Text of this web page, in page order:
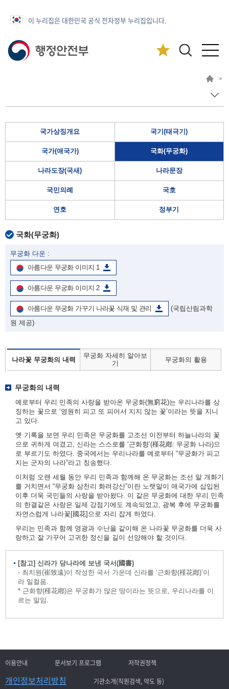
이 누리집은 대한민국 공식 전자정부 누리집입니다.
>
국가상징개요 국기(태극기)
국가(애국가) 국화(무궁화)
나라도장(국새) 나라문장
국민의례 국호
연호 정부기
국화(무궁화)
무궁화 다운 :
아름다운 무궁화 이미지 1
아름다운 무궁화 이미지 2
아름다운 무궁화 가꾸기 나라꽃 식재 및 관리
(국립산림과학
원 제공)
나라꽃 무궁화의 내력
무궁화 자세히 알아보
기
무궁화의 활용
무궁화의 내력
예로부터 우리 민족의 사랑을 받아온 무궁화(無窮花)는 우리나라를 상
징하는 꽃으로 ‘영원히 피고 또 피어서 지지 않는 꽃’이라는 뜻을 지니
고 있다.
옛 기록을 보면 우리 민족은 무궁화를 고조선 이전부터 하늘나라의 꽃
으로 귀하게 여겼고, 신라는 스스로를 ‘근화향’(槿花鄕: 무궁화 나라)으
로 부르기도 하였다. 중국에서는 우리나라를 예로부터 “무궁화가 피고
지는 군자의 나라”라고 칭송했다.
이처럼 오랜 세월 동안 우리 민족과 함께해 온 무궁화는 조선 말 개화기
를 거치면서 “무궁화 삼천리 화려강산”이란 노랫말이 애국가에 삽입된
이후 더욱 국민들의 사랑을 받아왔다. 이 같은 무궁화에 대한 우리 민족
의 한결같은 사랑은 일제 강점기에도 계속되었고, 광복 후에 무궁화를
자연스럽게 나라꽃[國花]으로 자리 잡게 하였다.
우리는 민족과 함께 영광과 수난을 같이해 온 나라꽃 무궁화를 더욱 사
랑하고 잘 가꾸어 고귀한 정신을 길이 선양해야 할 것이다.
[참고] 신라가 당나라에 보낸 국서(國書)
- 최치원(崔致遠)이 작성한 국서 가운데 신라를 ‘근화향(槿花鄕)’이
라 일컬음.
* 근화향(槿花鄕)은 무궁화가 많은 땅이라는 뜻으로, 우리나라를 이
르는 말임.
이용안내 문서보기 프로그램 저작권정책
개인정보처리방침 기관소개(직원검색, 약도 등)